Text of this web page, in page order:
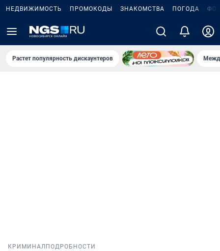
НЕДВИЖИМОСТЬ ПРОМОКОДЫ ЗНАКОМСТВА ПОГОДА
Растет популярность дискаунтеров
КРИМИНАЛ ПОДРОБНОСТИ